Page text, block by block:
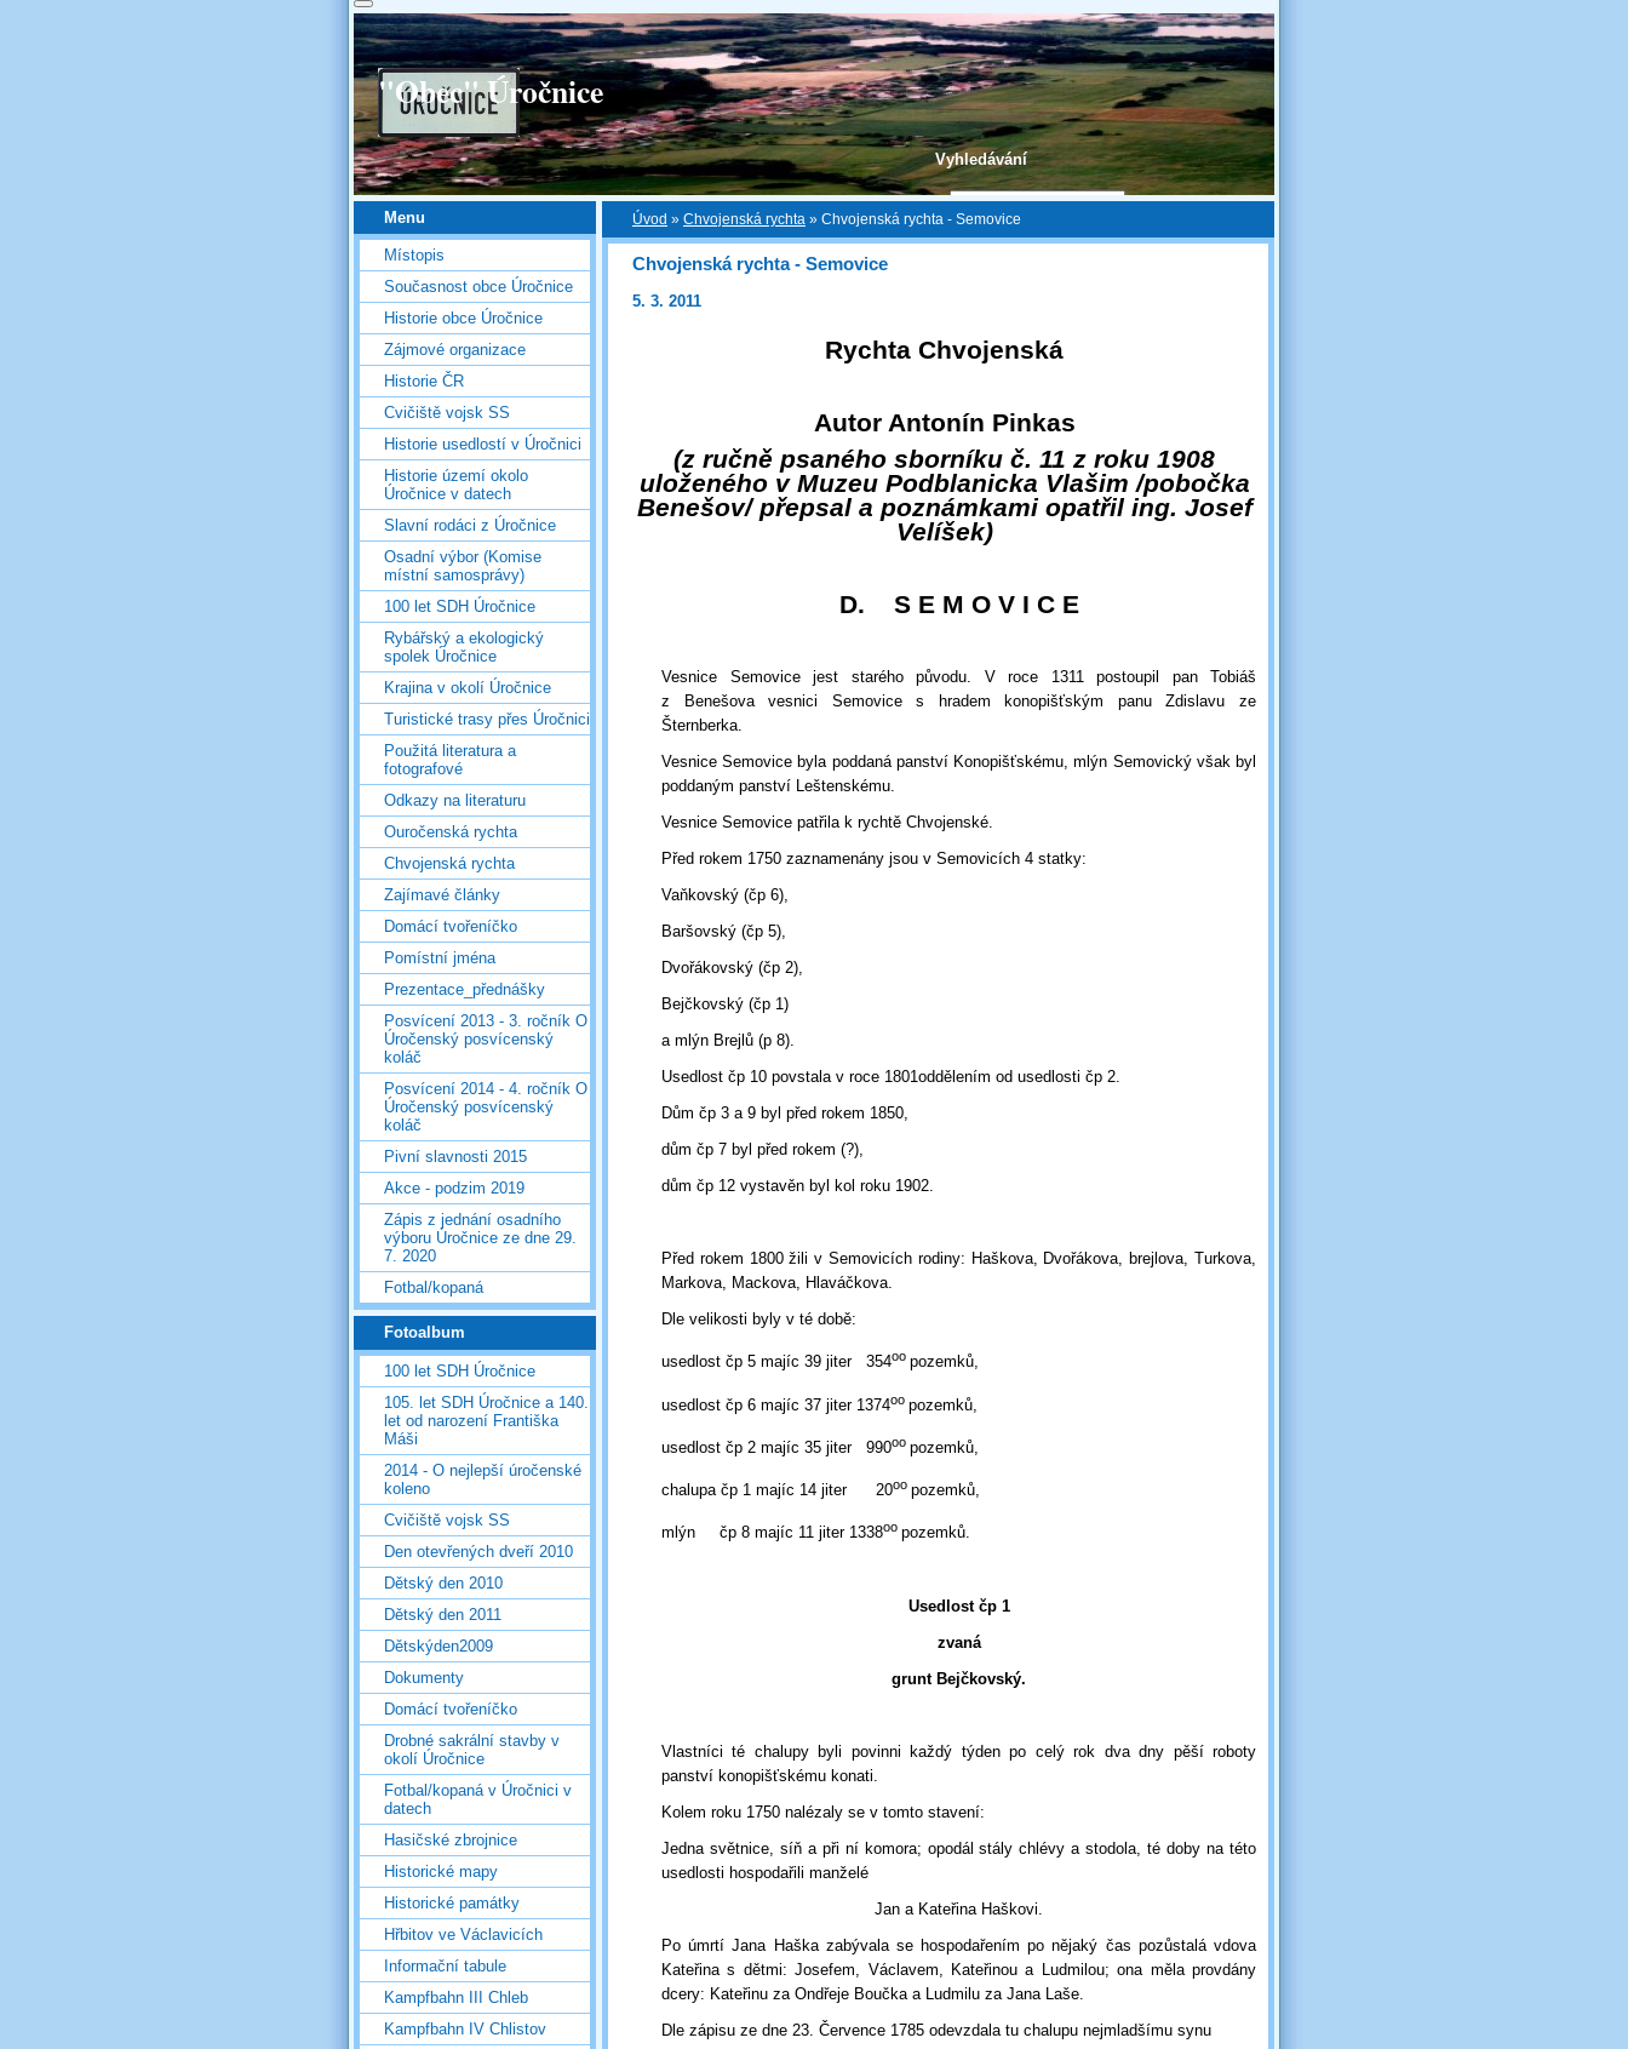
Vyhledávání
"Obec" Úročnice
Úvod » Chvojenská rychta » Chvojenská rychta - Semovice
Chvojenská rychta - Semovice
5. 3. 2011
Rychta Chvojenská
Autor Antonín Pinkas
(z ručně psaného sborníku č. 11 z roku 1908
uloženého v Muzeu Podblanicka Vlašim /pobočka
Benešov/ přepsal a poznámkami opatřil ing. Josef
Velíšek)
D. S E M O V I C E
Vesnice Semovice jest starého původu. V roce 1311 postoupil pan Tobiáš
z Benešova vesnici Semovice s hradem konopišťským panu Zdislavu ze
Šternberka.
Vesnice Semovice byla poddaná panství Konopišťskému, mlýn Semovický však byl
poddaným panství Leštenskému.
Vesnice Semovice patřila k rychtě Chvojenské.
Před rokem 1750 zaznamenány jsou v Semovicích 4 statky:
Vaňkovský (čp 6),
Baršovský (čp 5),
Dvořákovský (čp 2),
Bejčkovský (čp 1)
a mlýn Brejlů (p 8).
Usedlost čp 10 povstala v roce 1801oddělením od usedlosti čp 2.
Dům čp 3 a 9 byl před rokem 1850,
dům čp 7 byl před rokem (?),
dům čp 12 vystavěn byl kol roku 1902.
Před rokem 1800 žili v Semovicích rodiny: Haškova, Dvořákova, brejlova, Turkova,
Markova, Mackova, Hlaváčkova.
Dle velikosti byly v té době:
usedlost čp 5 majíc 39 jiter 354oo pozemků,
usedlost čp 6 majíc 37 jiter 1374oo pozemků,
usedlost čp 2 majíc 35 jiter 990oo pozemků,
chalupa čp 1 majíc 14 jiter 20oo pozemků,
mlýn čp 8 majíc 11 jiter 1338oo pozemků.
Usedlost čp 1
zvaná
grunt Bejčkovský.
Vlastníci té chalupy byli povinni každý týden po celý rok dva dny pěší roboty
panství konopišťskému konati.
Kolem roku 1750 nalézaly se v tomto stavení:
Jedna světnice, síň a při ní komora; opodál stály chlévy a stodola, té doby na této
usedlosti hospodařili manželé
Jan a Kateřina Haškovi.
Po úmrtí Jana Haška zabývala se hospodařením po nějaký čas pozůstalá vdova
Kateřina s dětmi: Josefem, Václavem, Kateřinou a Ludmilou; ona měla provdány
dcery: Kateřinu za Ondřeje Boučka a Ludmilu za Jana Laše.
Dle zápisu ze dne 23. Července 1785 odevzdala tu chalupu nejmladšímu synu
Menu
Místopis
Současnost obce Úročnice
Historie obce Úročnice
Zájmové organizace
Historie ČR
Cvičiště vojsk SS
Historie usedlostí v Úročnici
Historie území okolo
Úročnice v datech
Slavní rodáci z Úročnice
Osadní výbor (Komise
místní samosprávy)
100 let SDH Úročnice
Rybářský a ekologický
spolek Úročnice
Krajina v okolí Úročnice
Turistické trasy přes Úročnici
Použitá literatura a
fotografové
Odkazy na literaturu
Ouročenská rychta
Chvojenská rychta
Zajímavé články
Domácí tvořeníčko
Pomístní jména
Prezentace_přednášky
Posvícení 2013 - 3. ročník O
Úročenský posvícenský
koláč
Posvícení 2014 - 4. ročník O
Úročenský posvícenský
koláč
Pivní slavnosti 2015
Akce - podzim 2019
Zápis z jednání osadního
výboru Úročnice ze dne 29.
7. 2020
Fotbal/kopaná
Fotoalbum
100 let SDH Úročnice
105. let SDH Úročnice a 140.
let od narození Františka
Máši
2014 - O nejlepší úročenské
koleno
Cvičiště vojsk SS
Den otevřených dveří 2010
Dětský den 2010
Dětský den 2011
Dětskýden2009
Dokumenty
Domácí tvořeníčko
Drobné sakrální stavby v
okolí Úročnice
Fotbal/kopaná v Úročnici v
datech
Hasičské zbrojnice
Historické mapy
Historické památky
Hřbitov ve Václavicích
Informační tabule
Kampfbahn III Chleb
Kampfbahn IV Chlistov